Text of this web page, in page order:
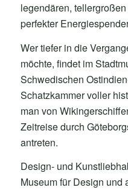
legendären,
perfekter
Wer tiefer in die
möchte, findet im
Schwedischen
Schatzkammer voller
man von
Zeitreise durch
antreten.
Design- und
Museum für Design und